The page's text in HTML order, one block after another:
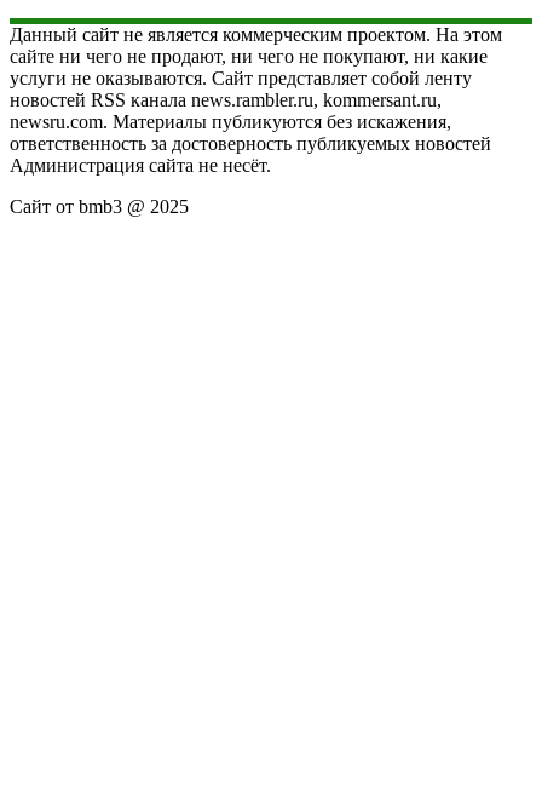
Данный сайт не является коммерческим проектом. На этом
сайте ни чего не продают, ни чего не покупают, ни какие
услуги не оказываются. Сайт представляет собой ленту
новостей RSS канала news.rambler.ru, kommersant.ru,
newsru.com. Материалы публикуются без искажения,
ответственность за достоверность публикуемых новостей
Администрация сайта не несёт.
Сайт от bmb3 @ 2025